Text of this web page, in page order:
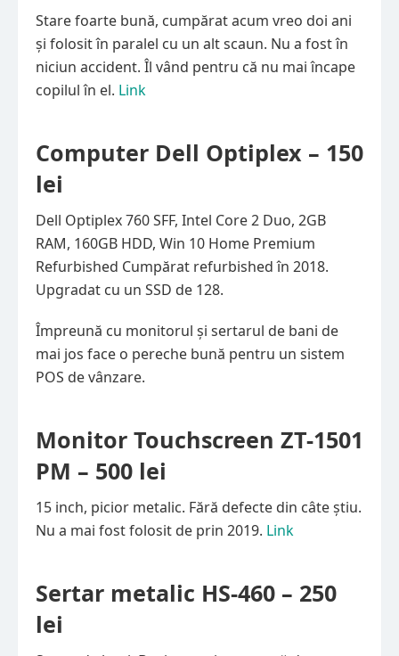
Stare foarte bună, cumpărat acum vreo doi ani
și folosit în paralel cu un alt scaun. Nu a fost în
niciun accident. Îl vând pentru că nu mai încape
copilul în el. Link
Computer Dell Optiplex – 150
lei
Dell Optiplex 760 SFF, Intel Core 2 Duo, 2GB
RAM, 160GB HDD, Win 10 Home Premium
Refurbished Cumpărat refurbished în 2018.
Upgradat cu un SSD de 128.
Împreună cu monitorul și sertarul de bani de
mai jos face o pereche bună pentru un sistem
POS de vânzare.
Monitor Touchscreen ZT-1501
PM – 500 lei
15 inch, picior metalic. Fără defecte din câte știu.
Nu a mai fost folosit de prin 2019. Link
Sertar metalic HS-460 – 250
lei